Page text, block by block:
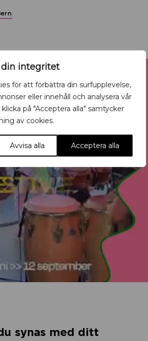
integritet
för att förbättra din surfupplevelse,
eller innehåll och analysera vår
på "Acceptera alla" samtycker
av cookies.
Avvisa alla Acceptera alla
synas med ditt